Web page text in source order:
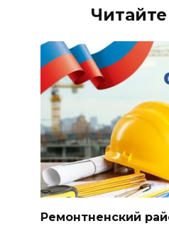
Ремонтненский